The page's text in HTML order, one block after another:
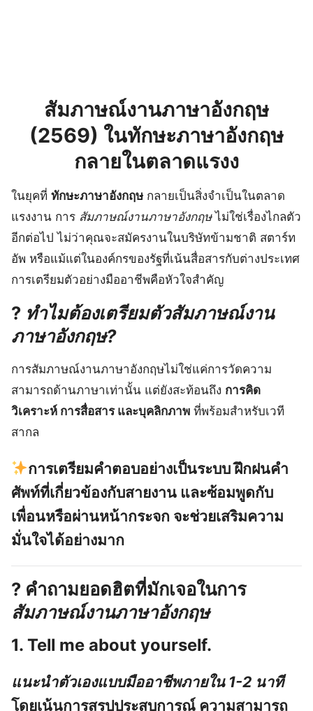
สัมภาษณ์งานภาษาอังกฤษ
(2569) ในทักษะภาษาอังกฤษ
กลายในตลาดแรงง
ในยุคที่ ทักษะภาษาอังกฤษ กลายเป็นสิ่งจำเป็นในตลาด
แรงงาน การ สัมภาษณ์งานภาษาอังกฤษไม่ใช่เรื่องไกลตัว
อีกต่อไป ไม่ว่าคุณจะสมัครงานในบริษัทข้ามชาติ สตาร์ท
อัพ หรือแม้แต่ในองค์กรของรัฐที่เน้นสื่อสารกับต่างประเทศ
การเตรียมตัวอย่างมืออาชีพคือหัวใจสำคัญ
? ทำไมต้องเตรียมตัวสัมภาษณ์งาน
ภาษาอังกฤษ?
การสัมภาษณ์งานภาษาอังกฤษไม่ใช่แค่การวัดความ
สามารถด้านภาษาเท่านั้น แต่ยังสะท้อนถึง การคิด
วิเคราะห์ การสื่อสาร และบุคลิกภาพ ที่พร้อมสำหรับเวที
สากล
การเตรียมคำตอบอย่างเป็นระบบ ฝึกฝนคำ
ศัพท์ที่เกี่ยวข้องกับสายงาน และซ้อมพูดกับ
เพื่อนหรือผ่านหน้ากระจก จะช่วยเสริมความ
มั่นใจได้อย่างมาก
? คำถามยอดฮิตที่มักเจอในการ
สัมภาษณ์งานภาษาอังกฤษ
1. Tell me about yourself.
แนะนำตัวเองแบบมืออาชีพภายใน 1-2 นาที
โดยเน้นการสรุปประสบการณ์ ความสามารถ